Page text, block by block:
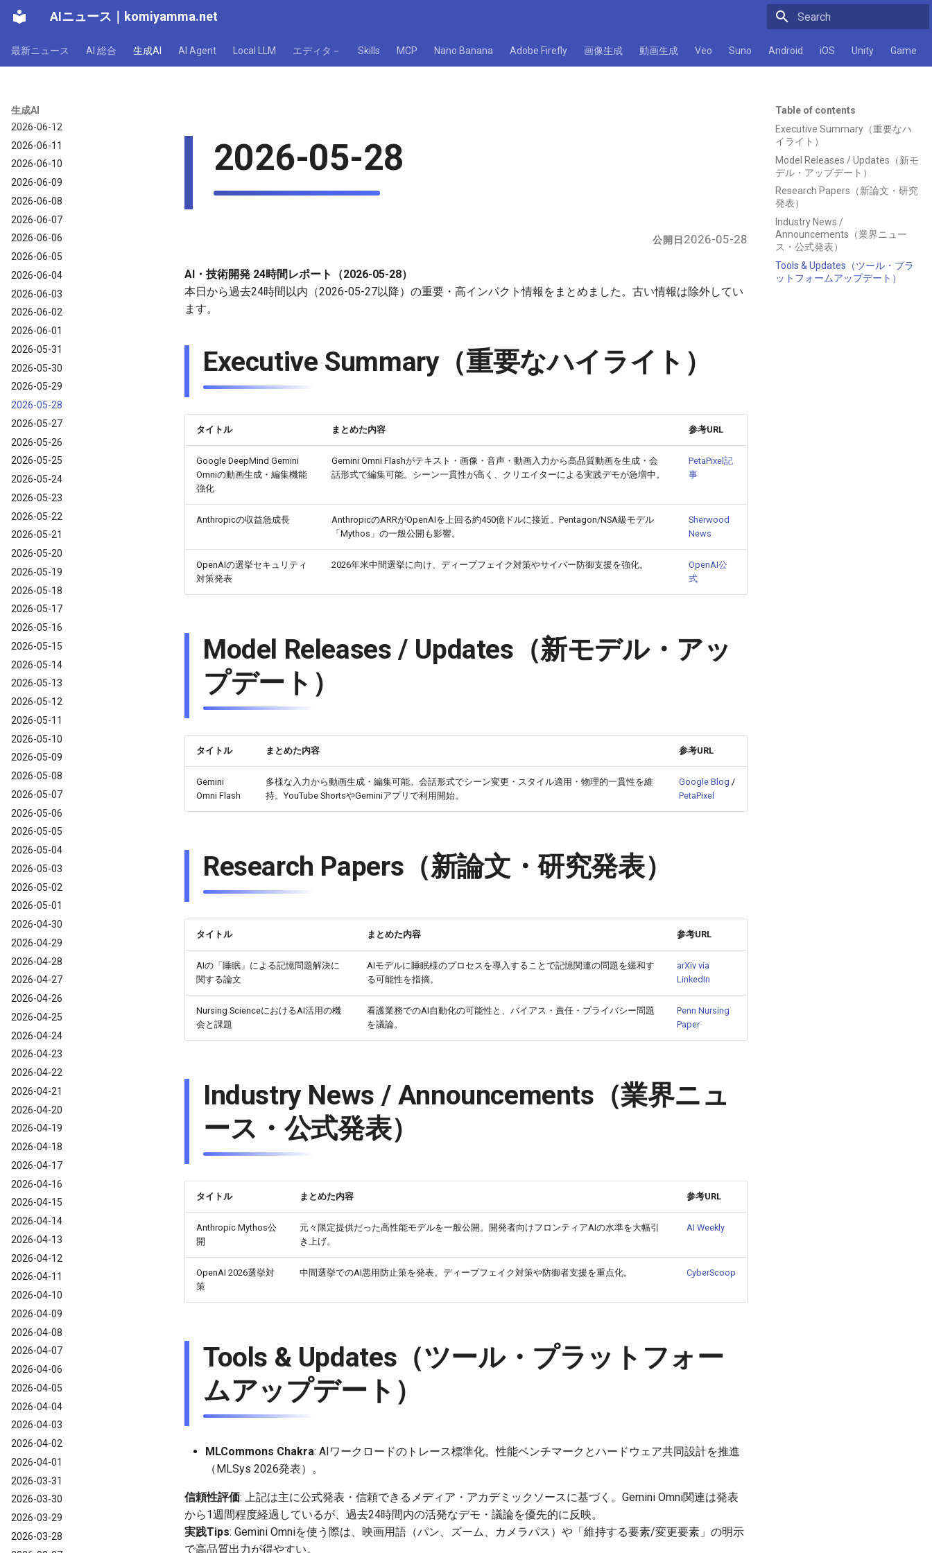
AIニュース komiyamma.net
最新ニュース AI 総合 生成AI AI Agent Local LLM エディタ－ Skills MCP Nano Banana Adobe Firefly 画像生成 動画生成 Veo Suno Android iOS Unity Game
生成AI
2026-06-18
2026-06-16
2026-06-13
2026-06-12
2026-06-11
2026-06-10
2026-06-09
2026-06-08
2026-06-07
2026-06-06
2026-06-05
2026-06-04
2026-06-03
2026-06-02
2026-06-01
2026-05-31
2026-05-30
2026-05-29
2026-05-28
2026-05-27
2026-05-26
2026-05-25
2026-05-24
2026-05-23
2026-05-22
2026-05-21
2026-05-20
2026-05-19
2026-05-18
2026-05-17
2026-05-16
2026-05-15
2026-05-14
2026-05-13
2026-05-12
2026-05-11
2026-05-10
2026-05-09
2026-05-08
2026-05-07
2026-05-06
2026-05-05
2026-05-04
2026-05-03
2026-05-02
2026-05-01
2026-04-30
2026-04-29
2026-04-28
2026-04-27
2026-04-26
2026-04-25
2026-04-24
2026-04-23
2026-04-22
2026-04-21
2026-04-20
2026-04-19
2026-04-18
2026-04-17
2026-04-16
2026-04-15
2026-04-14
2026-04-13
2026-04-12
2026-04-11
2026-04-10
2026-04-09
2026-04-08
2026-04-07
2026-04-06
2026-04-05
2026-04-04
2026-04-03
2026-04-02
2026-04-01
2026-03-31
2026-03-30
2026-03-29
2026-03-28
Table of contents
Executive Summary（重要なハ
イライト）
Model Releases / Updates（新モ
デル・アップデート）
Research Papers（新論文・研究
発表）
Industry News /
Announcements（業界ニュー
ス・公式発表）
Tools & Updates（ツール・プラ
ットフォームアップデート）
2026-05-28
公開日 2026-05-28
AI・技術開発 24時間レポート（2026-05-28）
本日から過去24時間以内（2026-05-27以降）の重要・高インパクト情報をまとめました。古い情報は除外してい
ます。
Executive Summary（重要なハイライト）
タイトル まとめた内容 参考URL
Google DeepMind Gemini
Omniの動画生成・編集機能
強化
Gemini Omni Flashがテキスト・画像・音声・動画入力から高品質動画を生成・会
話形式で編集可能。シーン一貫性が高く、クリエイターによる実践デモが急増中。
PetaPixel記
事
Anthropicの収益急成長
AnthropicのARRがOpenAIを上回る約450億ドルに接近。Pentagon/NSA級モデル
「Mythos」の一般公開も影響。
Sherwood
News
OpenAIの選挙セキュリティ
対策発表
2026年米中間選挙に向け、ディープフェイク対策やサイバー防御支援を強化。
OpenAI公
式
Model Releases / Updates（新モデル・アッ
プデート）
タイトル まとめた内容 参考URL
Gemini
Omni Flash
多様な入力から動画生成・編集可能。会話形式でシーン変更・スタイル適用・物理的一貫性を維
持。YouTube ShortsやGeminiアプリで利用開始。
Google Blog /
PetaPixel
Research Papers（新論文・研究発表）
タイトル まとめた内容 参考URL
AIの「睡眠」による記憶問題解決に
関する論文
AIモデルに睡眠様のプロセスを導入することで記憶関連の問題を緩和す
る可能性を指摘。
arXiv via
LinkedIn
Nursing ScienceにおけるAI活用の機
会と課題
看護業務でのAI自動化の可能性と、バイアス・責任・プライバシー問題
を議論。
Penn Nursing
Paper
Industry News / Announcements（業界ニュ
ース・公式発表）
タイトル まとめた内容 参考URL
Anthropic Mythos公
開
元々限定提供だった高性能モデルを一般公開。開発者向けフロンティアAIの水準を大幅引
き上げ。
AI Weekly
OpenAI 2026選挙対
策
中間選挙でのAI悪用防止策を発表。ディープフェイク対策や防御者支援を重点化。 CyberScoop
Tools & Updates（ツール・プラットフォー
ムアップデート）
MLCommons Chakra: AIワークロードのトレース標準化。性能ベンチマークとハードウェア共同設計を推進
（MLSys 2026発表）。
信頼性評価: 上記は主に公式発表・信頼できるメディア・アカデミックソースに基づく。Gemini Omni関連は発表
から1週間程度経過しているが、過去24時間内の活発なデモ・議論を優先的に反映。
実践Tips: Gemini Omniを使う際は、映画用語（パン、ズーム、カメラパス）や「維持する要素/変更要素」の明示
で高品質出力が得やすい。